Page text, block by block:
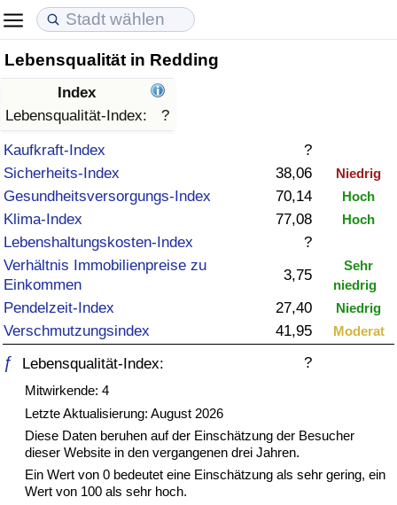
Lebensqualität in Redding
Index
Lebensqualität-Index:
?
Kaufkraft-Index
?
Sicherheits-Index
38,06 Niedrig
Gesundheitsversorgungs-Index 70,14 Hoch
Klima-Index 77,08 Hoch
Lebenshaltungskosten-Index
?
Verhältnis Immobilienpreise zu
Einkommen
3,75
Sehr
niedrig
Pendelzeit-Index 27,40 Niedrig
Verschmutzungsindex 41,95 Moderat
ƒ Lebensqualität-Index: ?
Mitwirkende: 4
Letzte Aktualisierung: August 2026
Diese Daten beruhen auf der Einschätzung der Besucher
dieser Website in den vergangenen drei Jahren.
Ein Wert von 0 bedeutet eine Einschätzung als sehr gering, ein
Wert von 100 als sehr hoch.
Lebenshaltungskosten
Lebenshaltungskosten-Index (aktuell)
Lebenshaltungskosten-Index
Lebenshaltungskosten-Index nach Land
in Akaba
Immobilienpreise
Immobilienpreis-Index (aktuell)
Immobilienpreis-Index
Immobilienpreis-Index nach Land
Lebensqualität
Lebensqualität-Index
Lebensqualität-Index (aktuell)
Lebensqualitätsindex nach Land
Kriminalität
Kriminalitäts-Index (aktuell)
Kriminalitäts-Index
Kriminalitätsindex nach Land
Gesundheitsversorgung
Gesundheitsversorgungs-Index (aktuell)